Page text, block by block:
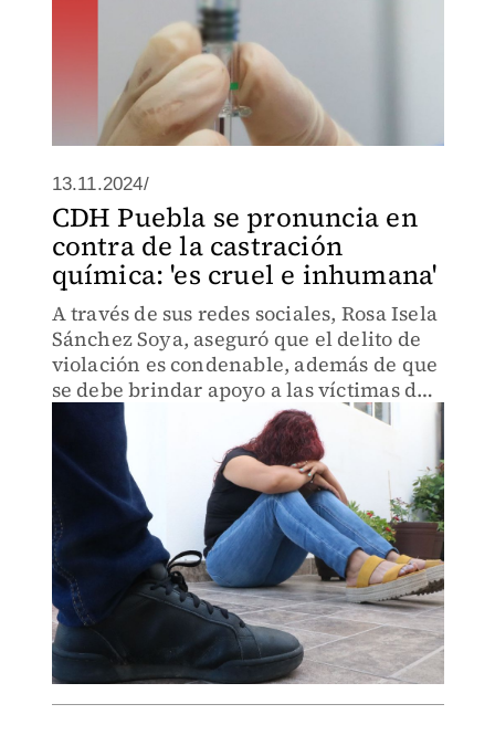
13.11.2024/
CDH Puebla se pronuncia en
contra de la castración
química: 'es cruel e inhumana'
A través de sus redes sociales, Rosa Isela
Sánchez Soya, aseguró que el delito de
violación es condenable, además de que
se debe brindar apoyo a las víctimas de